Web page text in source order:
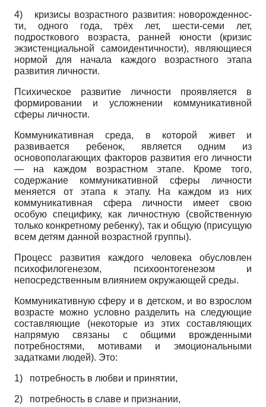
4) кризисы возрастного развития: новорожденнос-
ти, одного года, трёх лет, шести-семи лет,
подросткового возраста, ранней юности (кризис
экзистенциальной самоидентичности), являющиеся
нормой для начала каждого возрастного этапа
развития личности.
Психическое развитие личности проявляется в
формировании и усложнении коммуникативной
сферы личности.
Коммуникативная среда, в которой живет и
развивается ребенок, является одним из
основополагающих факторов развития его личности
— на каждом возрастном этапе. Кроме того,
содержание коммуникативной сферы личности
меняется от этапа к этапу. На каждом из них
коммуникативная сфера личности имеет свою
особую специфику, как личностную (свойственную
только конкретному ребенку), так и общую (присущую
всем детям данной возрастной группы).
Процесс развития каждого человека обусловлен
психофилогенезом, психоонтогенезом и
непосредственным влиянием окружающей среды.
Коммуникативную сферу и в детском, и во взрослом
возрасте можно условно разделить на следующие
составляющие (некоторые из этих составляющих
напрямую связаны с общими врожденными
потребностями, мотивами и эмоциональными
задатками людей). Это:
1) потребность в любви и принятии,
2) потребность в славе и признании,